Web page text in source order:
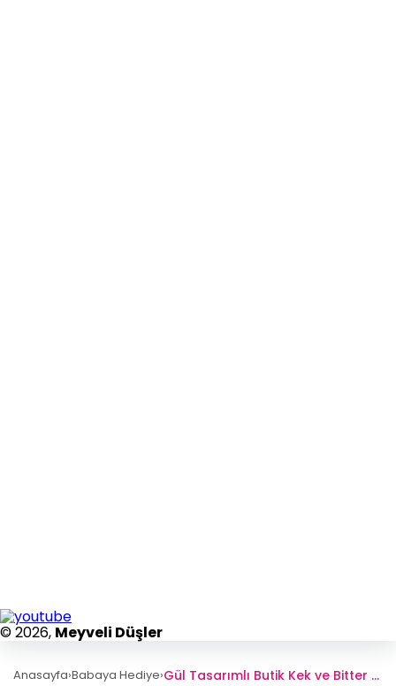
© 2026, Meyveli Düşler
Anasayfa›Babaya Hediye› Gül Tasarımlı Butik Kek ve Bitter Çikolatalı Truffle Buketi